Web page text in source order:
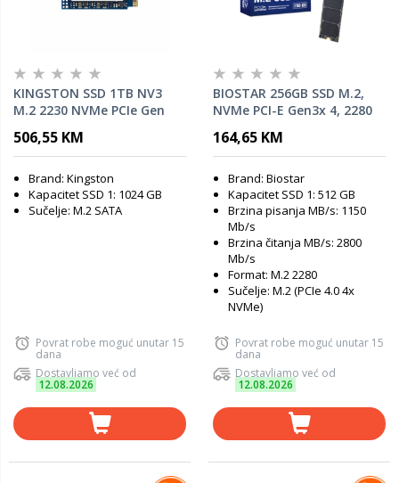
KINGSTON SSD 1TB NV3
M.2 2230 NVMe PCIe Gen
506,55 KM
Brand: Kingston
Kapacitet SSD 1: 1024 GB
Sučelje: M.2 SATA
Povrat robe moguć unutar 15
dana
Dostavljamo već od
12.08.2026
BIOSTAR 256GB SSD M.2,
NVMe PCI-E Gen3x 4, 2280
MB/s
164,65 KM
Brand: Biostar
Kapacitet SSD 1: 512 GB
Brzina pisanja MB/s: 1150
Mb/s
Brzina čitanja MB/s: 2800
Mb/s
Format: M.2 2280
Sučelje: M.2 (PCIe 4.0 4x
NVMe)
Povrat robe moguć unutar 15
dana
Dostavljamo već od
12.08.2026